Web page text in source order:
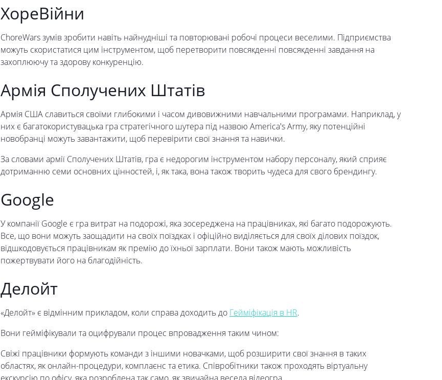
ХореВійни
ChoreWars зумів зробити навіть найнудніші та повторювані робочі процеси веселими. Підприємства
можуть скористатися цим інструментом, щоб перетворити повсякденні повсякденні завдання на
захоплюючу та здорову конкуренцію.
Армія Сполучених Штатів
Армія США славиться своїми глибокими і часом дивовижними навчальними програмами. Наприклад, у
них є багатокористувацька гра стратегічного шутера під назвою America's Army, яку потенційні
новобранці можуть завантажити, щоб перевірити свої знання та навички.
За словами армії Сполучених Штатів, гра є недорогим інструментом набору персоналу, який сприяє
дотриманню семи основних цінностей, і, як така, вона також творить чудеса для свого брендингу.
Google
У компанії Google є гра витрат на подорожі, яка зосереджена на працівниках, які багато подорожують.
Все, що вони можуть заощадити на своїх поїздках і офіційно виділяється для своїх ділових поїздок,
відшкодовується працівникам як премію до їхньої зарплати. Вони також мають можливість
пожертвувати його на благодійність.
Делойт
«Делойт» є відмінним прикладом, коли справа доходить до Гейміфікація в HR.
Вони гейміфікували та оцифрували процес впровадження таким чином:
Свіжі працівники формують команди з іншими новачками, щоб розширити свої знання в таких
областях, як онлайн-процедури, комплаєнс та етика. Співробітники також проходять віртуальну